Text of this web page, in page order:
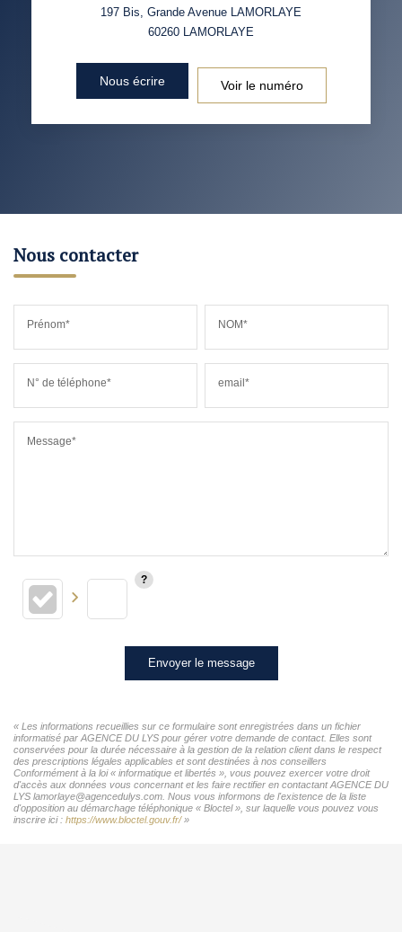
197 Bis, Grande Avenue LAMORLAYE
60260 LAMORLAYE
Nous écrire Voir le numéro
Nous contacter
Prénom* NOM*
N° de téléphone* email*
Message*
Envoyer le message
« Les informations recueillies sur ce formulaire sont enregistrées dans un fichier
informatisé par AGENCE DU LYS pour gérer votre demande de contact. Elles sont
conservées pour la durée nécessaire à la gestion de la relation client dans le respect
des prescriptions légales applicables et sont destinées à nos conseillers
Conformément à la loi « informatique et libertés », vous pouvez exercer votre droit
d'accès aux données vous concernant et les faire rectifier en contactant AGENCE DU
LYS lamorlaye@agencedulys.com. Nous vous informons de l'existence de la liste
d'opposition au démarchage téléphonique « Bloctel », sur laquelle vous pouvez vous
inscrire ici : https://www.bloctel.gouv.fr/»